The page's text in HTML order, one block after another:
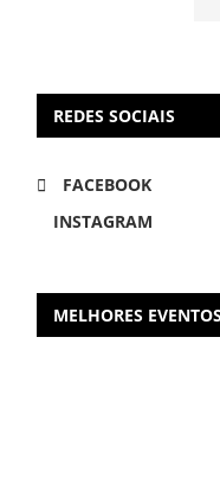
REDES SOCIAIS
FACEBOOK
INSTAGRAM
MELHORES